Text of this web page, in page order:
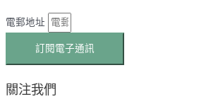
電郵地址
訂閱電子通訊
關注我們